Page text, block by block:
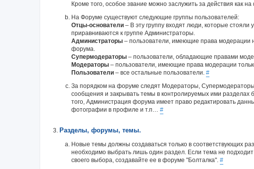
Кроме того, особое звание можно заслужить за действия как
На Форуме существуют следующие группы пользователей:
Отцы-основатели – В эту группу входят люди, которые стояли
приравниваются к группе Администраторы.
Администраторы – пользователи, имеющие права модерации
форума.
Супермодераторы – пользователи, обладающие правами
Модераторы – пользователи, имеющие права модерации
Пользователи – все остальные пользователи. #
За порядком на форуме следят Модераторы,
сообщения и закрывать темы в контролируемых ими
того, Администрация форума имеет право редактировать
фотографии в профиле и т.п… #
Разделы, форумы, темы.
Новые темы должны создаваться только в соответствующих
необходимо выбрать лишь один раздел. Если тема не
своего выбора, создавайте ее в форуме "Болталка". #